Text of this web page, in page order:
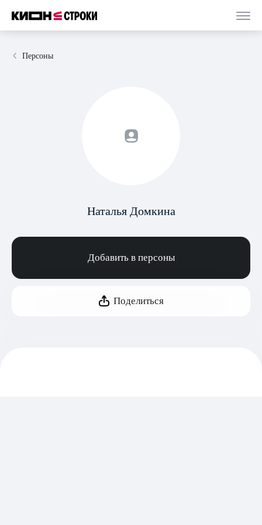
Персоны
Наталья Домкина
Добавить в персоны
Поделиться